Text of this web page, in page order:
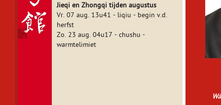
Jieqi en Zhongqi tijden augustus
Vr. 07 aug. 13u41 - liqiu - begin v.d.
herfst
Zo. 23 aug. 04u17 - chushu -
warmtelimiet